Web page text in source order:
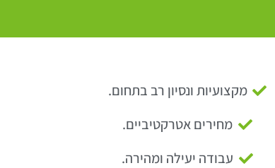
מקצועיות ונסיון רב בתחום.
מחירים אטרקטיביים.
עבודה יעילה ומהירה.